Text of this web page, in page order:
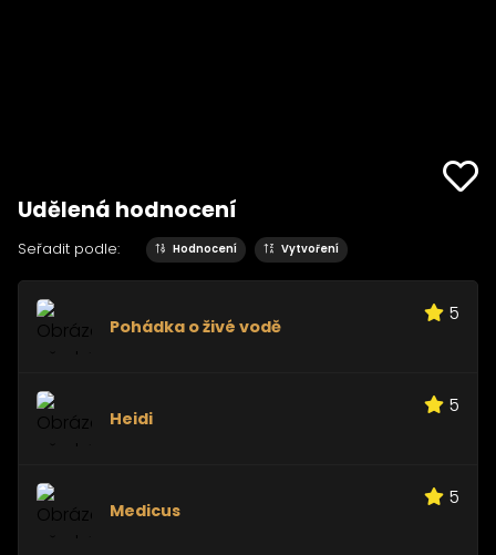
Udělená hodnocení
Seřadit podle: Hodnocení Vytvoření
Pohádka o živé vodě
5
Heidi
5
Medicus
5